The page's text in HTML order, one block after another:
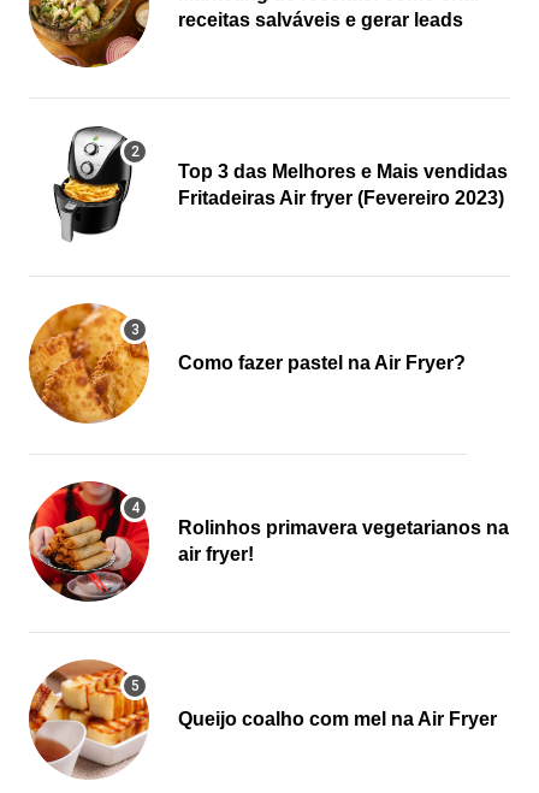
receitas salváveis e gerar leads
Top 3 das Melhores e Mais vendidas
Fritadeiras Air fryer (Fevereiro 2023)
Como fazer pastel na Air Fryer?
Rolinhos primavera vegetarianos na
air fryer!
Queijo coalho com mel na Air Fryer